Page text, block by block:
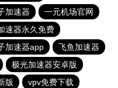
加速器
一元机场官网
速器永久免费
加速器app
飞鱼加速器
极光加速器安卓版
版 vpv免费下载